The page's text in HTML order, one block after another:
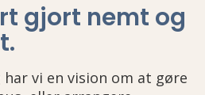
gjort nemt og
.
vi en vision om at gøre